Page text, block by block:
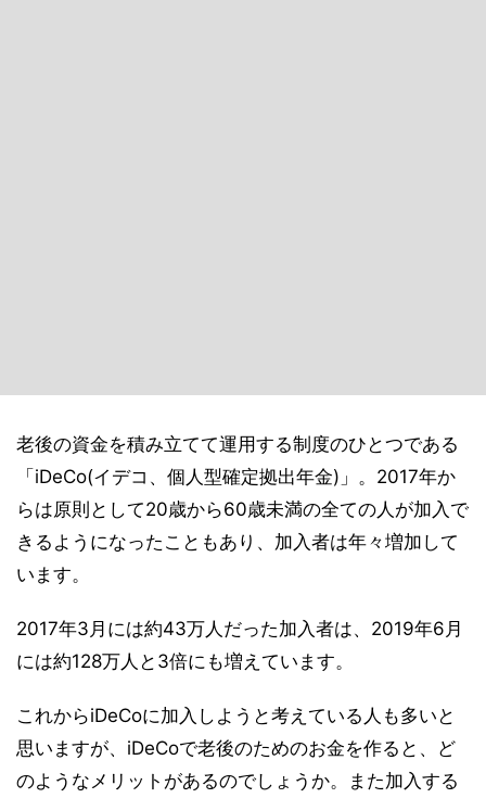
老後の資金を積み立てて運用する制度のひとつである
「iDeCo(イデコ、個人型確定拠出年金)」。2017年か
らは原則として20歳から60歳未満の全ての人が加入で
きるようになったこともあり、加入者は年々増加して
います。
2017年3月には約43万人だった加入者は、2019年6月
には約128万人と3倍にも増えています。
これからiDeCoに加入しようと考えている人も多いと
思いますが、iDeCoで老後のためのお金を作ると、ど
のようなメリットがあるのでしょうか。また加入する